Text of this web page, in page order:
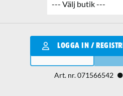
LOGGA IN /
Qantity
Art. nr.071566542